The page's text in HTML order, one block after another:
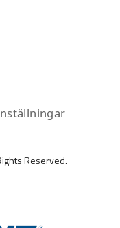
Reserved.